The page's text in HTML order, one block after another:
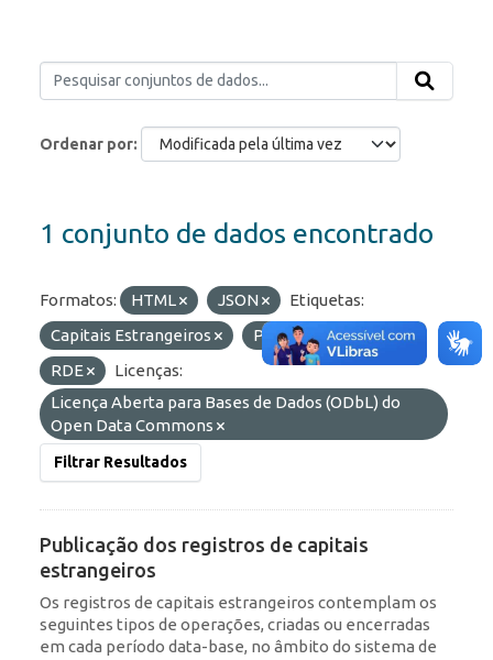
Ordenar por
1 conjunto de dados encontrado
Formatos: HTML JSON
Etiquetas:
Capitais Estrangeiros
Portfólio
ROF
RDE
Licenças:
Licença Aberta para Bases de Dados (ODbL) do
Open Data Commons
Filtrar Resultados
Publicação dos registros de capitais
estrangeiros
Os registros de capitais estrangeiros contemplam os
seguintes tipos de operações, criadas ou encerradas
em cada período data-base, no âmbito do sistema de